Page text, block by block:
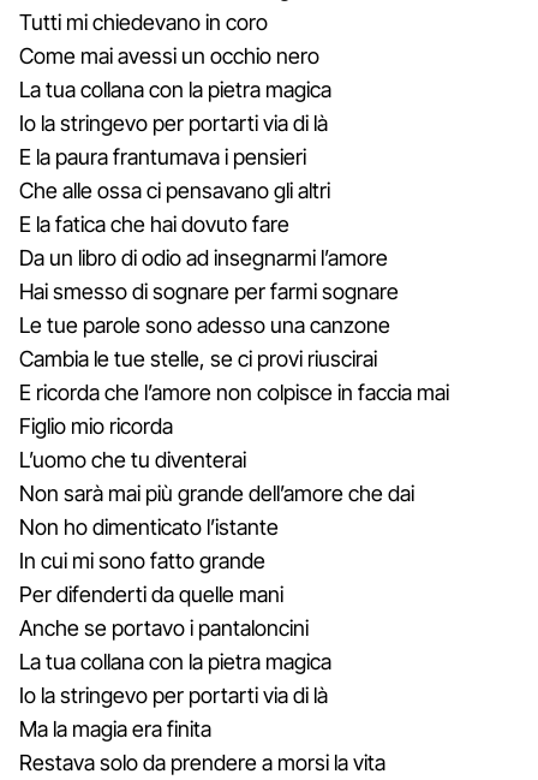
Tutti mi chiedevano in coro
Come mai avessi un occhio nero
La tua collana con la pietra magica
Io la stringevo per portarti via di là
E la paura frantumava i pensieri
Che alle ossa ci pensavano gli altri
E la fatica che hai dovuto fare
Da un libro di odio ad insegnarmi l’amore
Hai smesso di sognare per farmi sognare
Le tue parole sono adesso una canzone
Cambia le tue stelle, se ci provi riuscirai
E ricorda che l’amore non colpisce in faccia mai
Figlio mio ricorda
L’uomo che tu diventerai
Non sarà mai più grande dell’amore che dai
Non ho dimenticato l’istante
In cui mi sono fatto grande
Per difenderti da quelle mani
Anche se portavo i pantaloncini
La tua collana con la pietra magica
Io la stringevo per portarti via di là
Ma la magia era finita
Restava solo da prendere a morsi la vita